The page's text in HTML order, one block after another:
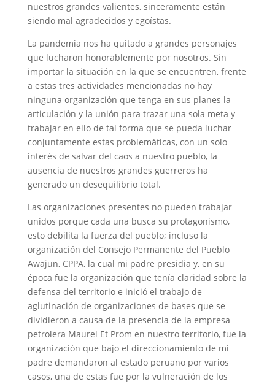
nuestros grandes valientes, sinceramente están
siendo mal agradecidos y egoístas.
La pandemia nos ha quitado a grandes personajes
que lucharon honorablemente por nosotros. Sin
importar la situación en la que se encuentren, frente
a estas tres actividades mencionadas no hay
ninguna organización que tenga en sus planes la
articulación y la unión para trazar una sola meta y
trabajar en ello de tal forma que se pueda luchar
conjuntamente estas problemáticas, con un solo
interés de salvar del caos a nuestro pueblo, la
ausencia de nuestros grandes guerreros ha
generado un desequilibrio total.
Las organizaciones presentes no pueden trabajar
unidos porque cada una busca su protagonismo,
esto debilita la fuerza del pueblo; incluso la
organización del Consejo Permanente del Pueblo
Awajun, CPPA, la cual mi padre presidia y, en su
época fue la organización que tenía claridad sobre la
defensa del territorio e inició el trabajo de
aglutinación de organizaciones de bases que se
dividieron a causa de la presencia de la empresa
petrolera Maurel Et Prom en nuestro territorio, fue la
organización que bajo el direccionamiento de mi
padre demandaron al estado peruano por varios
casos, una de estas fue por la vulneración de los